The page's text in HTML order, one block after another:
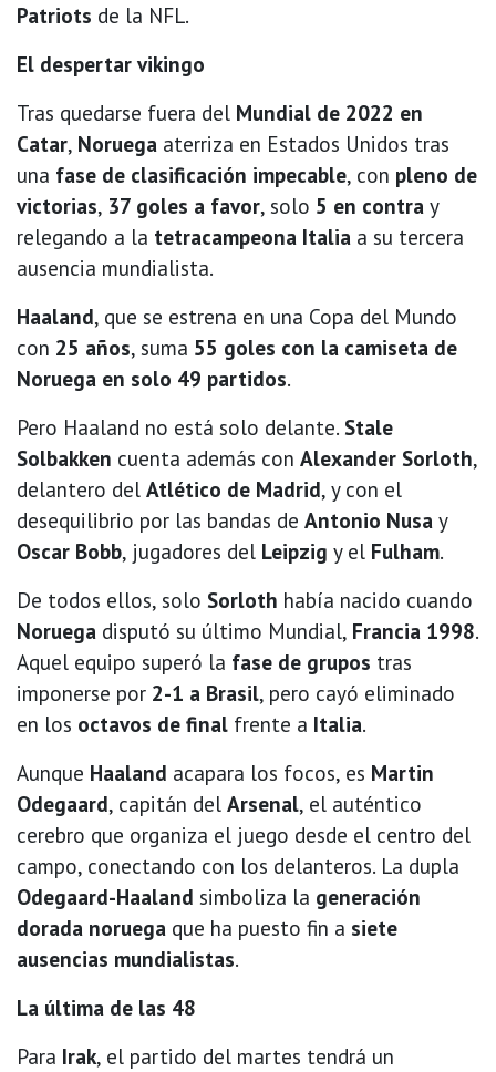
Patriots de la NFL.
El despertar vikingo
Tras quedarse fuera del Mundial de 2022 en
Catar, Noruega aterriza en Estados Unidos tras
una fase de clasificación impecable, con pleno de
victorias, 37 goles a favor, solo 5 en contra y
relegando a la tetracampeona Italia a su tercera
ausencia mundialista.
Haaland, que se estrena en una Copa del Mundo
con 25 años, suma 55 goles con la camiseta de
Noruega en solo 49 partidos.
Pero Haaland no está solo delante. Stale
Solbakken cuenta además con Alexander Sorloth,
delantero del Atlético de Madrid, y con el
desequilibrio por las bandas de Antonio Nusa y
Oscar Bobb, jugadores del Leipzig y el Fulham.
De todos ellos, solo Sorloth había nacido cuando
Noruega disputó su último Mundial, Francia 1998.
Aquel equipo superó la fase de grupos tras
imponerse por 2-1 a Brasil, pero cayó eliminado
en los octavos de final frente a Italia.
Aunque Haaland acapara los focos, es Martin
Odegaard, capitán del Arsenal, el auténtico
cerebro que organiza el juego desde el centro del
campo, conectando con los delanteros. La dupla
Odegaard-Haaland simboliza la generación
dorada noruega que ha puesto fin a siete
ausencias mundialistas.
La última de las 48
Para Irak, el partido del martes tendrá un